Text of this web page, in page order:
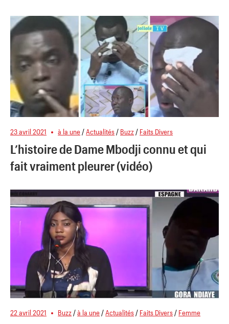
23 avril 2021 à la une /Actualités / Buzz / Faits Divers
L’histoire de Dame Mbodji connu et qui
fait vraiment pleurer (vidéo)
22 avril 2021 Buzz/à la une/Actualités/ Faits Divers/ Femme